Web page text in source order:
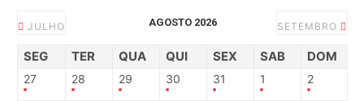
JULHO AGOSTO 2026 SETEMBRO
SEG TER QUA QUI SEX SAB DOM
27 28 29 30 31 1 2